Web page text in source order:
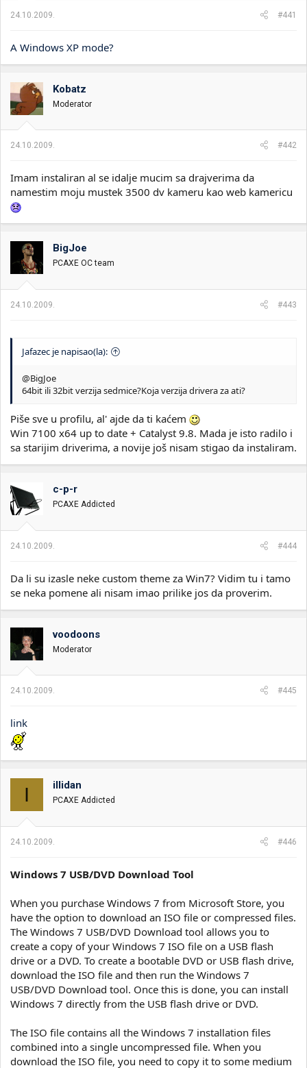
24.10.2009. #441
A Windows XP mode?
Kobatz
Moderator
24.10.2009. #442
Imam instaliran al se idalje mucim sa drajverima da
namestim moju mustek 3500 dv kameru kao web kamericu
BigJoe
PCAXE OC team
24.10.2009. #443
Jafazec je napisao(la):
@BigJoe
64bit ili 32bit verzija sedmice?Koja verzija drivera za ati?
Piše sve u profilu, al' ajde da ti kaćem
Win 7100 x64 up to date + Catalyst 9.8. Mada je isto radilo i
sa starijim driverima, a novije još nisam stigao da instaliram.
c-p-r
PCAXE Addicted
24.10.2009. #444
Da li su izasle neke custom theme za Win7? Vidim tu i tamo
se neka pomene ali nisam imao prilike jos da proverim.
voodoons
Moderator
24.10.2009. #445
link
I illidan
PCAXE Addicted
24.10.2009. #446
Windows 7 USB/DVD Download Tool
When you purchase Windows 7 from Microsoft Store, you
have the option to download an ISO file or compressed files.
The Windows 7 USB/DVD Download tool allows you to
create a copy of your Windows 7 ISO file on a USB flash
drive or a DVD. To create a bootable DVD or USB flash drive,
download the ISO file and then run the Windows 7
USB/DVD Download tool. Once this is done, you can install
Windows 7 directly from the USB flash drive or DVD.
The ISO file contains all the Windows 7 installation files
combined into a single uncompressed file. When you
download the ISO file, you need to copy it to some medium